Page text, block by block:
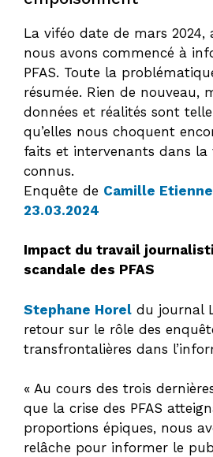
La viféo date de mars 2024,
nous avons commencé à
PFAS. Toute la
résumée. Rien de nouveau,
données et réalités sont
qu’elles nous choquent
faits et intervenants dans la
connus.
Enquête de Camille
23.03.2024
Impact du travail
scandale des PFAS
Stephane Horel du journal
retour sur le rôle des
transfrontalières dans
« Au cours des trois
que la crise des PFAS
proportions épiques, nous
relâche pour informer le